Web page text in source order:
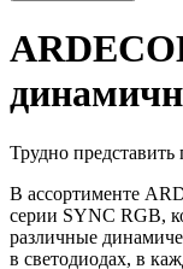
Трудно
В ассортименте
серии SYNC RGB,
различные
в светодиодах, в